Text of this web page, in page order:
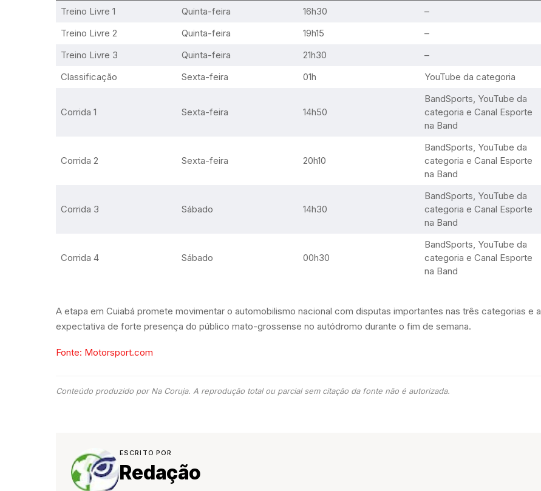
Treino Livre 1 Quinta-feira 16h30
–
Treino Livre 2
Quinta-feira 19h15
–
Treino Livre 3
Quinta-feira 21h30
–
Classificação
Sexta-feira 01h YouTube da categoria
Corrida 1 Sexta-feira 14h50
BandSports, YouTube da
categoria e Canal Esporte
na Band
Corrida 2 Sexta-feira 20h10
BandSports, YouTube da
categoria e Canal Esporte
na Band
Corrida 3 Sábado 14h30
BandSports, YouTube da
categoria e Canal Esporte
na Band
Corrida 4 Sábado 00h30
BandSports, YouTube da
categoria e Canal Esporte
na Band
A etapa em Cuiabá promete movimentar o automobilismo nacional com disputas importantes nas três categorias e a
expectativa de forte presença do público mato-grossense no autódromo durante o fim de semana.
Fonte: Motorsport.com
Conteúdo produzido por Na Coruja. A reprodução total ou parcial sem citação da fonte não é autorizada.
ESCRITO POR
Redação